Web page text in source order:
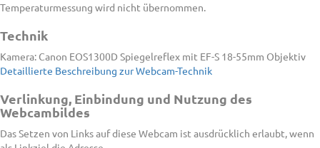
Temperaturmessung wird nicht übernommen.
Technik
Kamera: Canon EOS1300D Spiegelreflex mit EF-S 18-55mm Objektiv
Detaillierte Beschreibung zur Webcam-Technik
Verlinkung, Einbindung und Nutzung des
Webcambildes
Das Setzen von Links auf diese Webcam ist ausdrücklich erlaubt, wenn